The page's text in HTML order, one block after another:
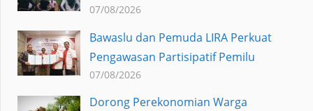
07/08/2026
Bawaslu dan Pemuda LIRA Perkuat
Pengawasan Partisipatif Pemilu
07/08/2026
Dorong Perekonomian Warga